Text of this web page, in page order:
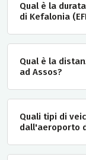
Qual è la
di Kefalonia
Qual è la
ad Assos?
Quali tipi di
dall'aeroporto